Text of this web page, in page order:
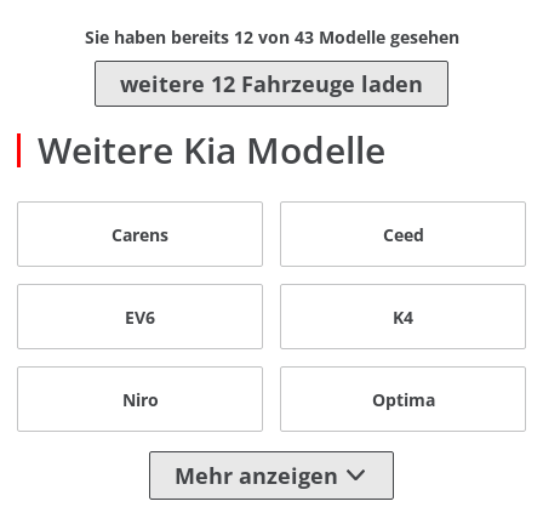
Sie haben bereits 12von 43Modelle gesehen
weitere 12 Fahrzeuge laden
Weitere Kia Modelle
Carens Ceed
EV6 K4
Niro Optima
Mehr anzeigen